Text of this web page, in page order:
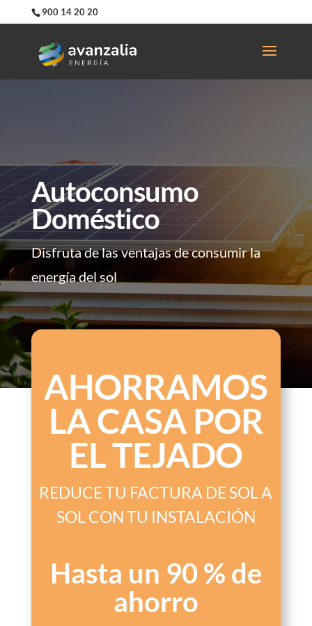
900 14 20 20
Autoconsumo
Doméstico
Disfruta de las ventajas de consumir la
energía del sol
AHORRAMOS
LA CASA POR
EL TEJADO
REDUCE TU FACTURA DE SOL A
SOL CON TU INSTALACIÓN
Hasta un 90 % de
ahorro